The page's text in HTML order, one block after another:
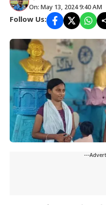
On: May 13, 2024 9:40 AM
Follow Us:
---